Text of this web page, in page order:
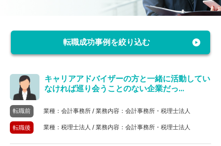
転職成功事例を絞り込む
キャリアアドバイザーの方と一緒に活動してい
なければ巡り会うことのない企業だっ…
転職前 業種：会計事務所 / 業務内容：会計事務所・税理士法人
転職後 業種：税理士法人 / 業務内容：会計事務所・税理士法人